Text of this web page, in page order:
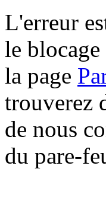
L'erreur
le
la page
trouverez
de nous
du pare-